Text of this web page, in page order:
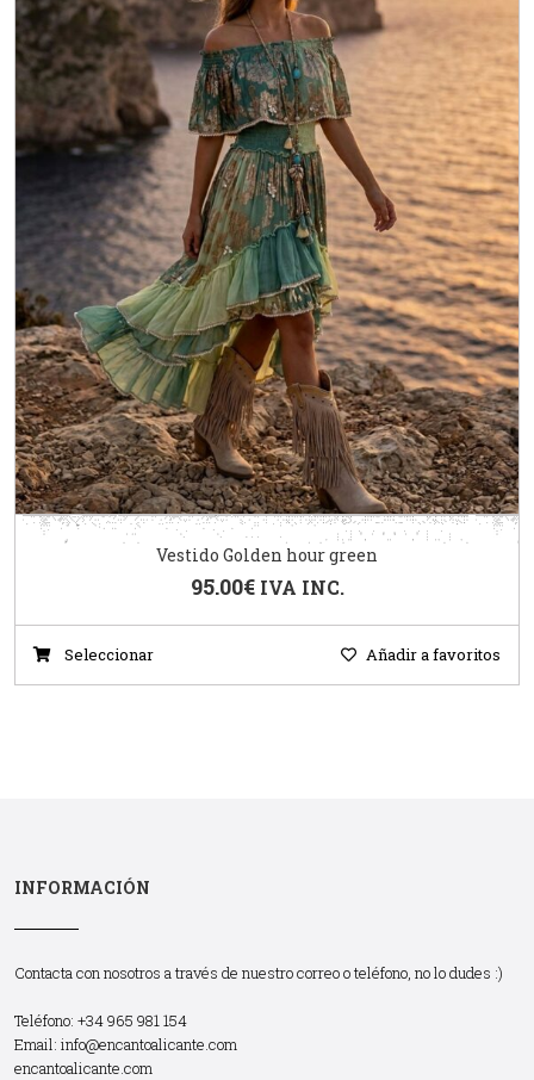
Vestido Golden hour green
95.00€ IVA INC.
Seleccionar Añadir a favoritos
INFORMACIÓN
Contacta con nosotros a través de nuestro correo o teléfono, no lo dudes :)
Teléfono: +34 965 981 154
Email: info@encantoalicante.com
encantoalicante.com